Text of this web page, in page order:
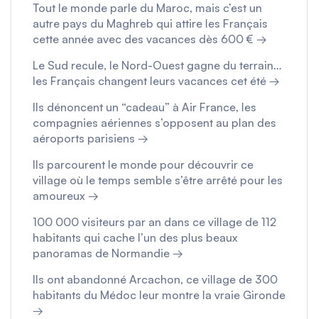
Tout le monde parle du Maroc, mais c’est un
autre pays du Maghreb qui attire les Français
cette année avec des vacances dès 600 € →
Le Sud recule, le Nord-Ouest gagne du terrain…
les Français changent leurs vacances cet été →
Ils dénoncent un “cadeau” à Air France, les
compagnies aériennes s’opposent au plan des
aéroports parisiens →
Ils parcourent le monde pour découvrir ce
village où le temps semble s’être arrêté pour les
amoureux →
100 000 visiteurs par an dans ce village de 112
habitants qui cache l’un des plus beaux
panoramas de Normandie →
Ils ont abandonné Arcachon, ce village de 300
habitants du Médoc leur montre la vraie Gironde
→